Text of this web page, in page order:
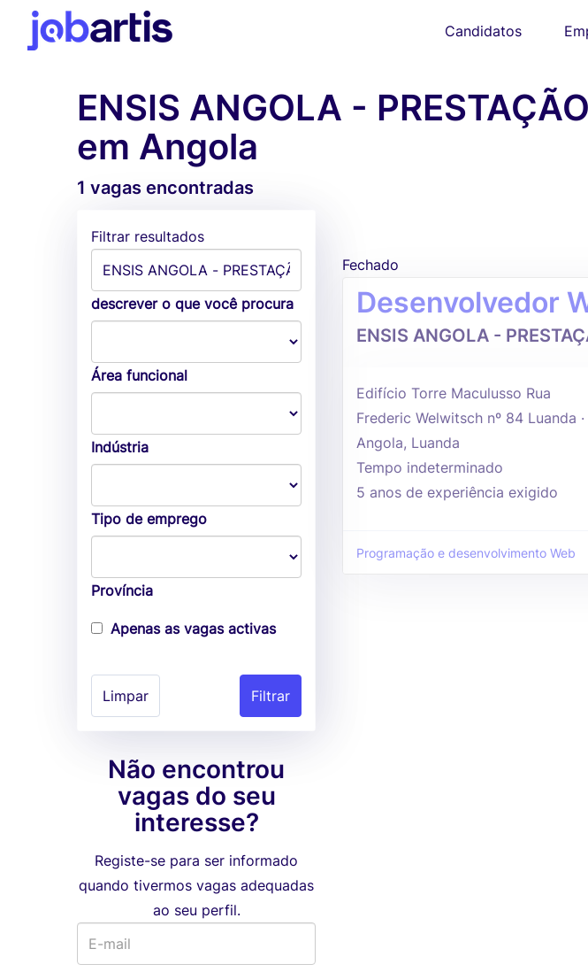
Candidatos
ENSIS ANGOLA -
em Angola
1 vagas encontradas
Filtrar resultados
descrever o que você procura
Área funcional
Indústria
Tipo de emprego
Província
Apenas as vagas activas
Limpar
Não encontrou
vagas do seu
interesse?
Registe-se para ser informado
quando tivermos vagas adequadas
ao seu perfil.
Fechado
Desenvolvedor
ENSIS ANGOLA -
Edifício Torre Maculusso Rua
Frederic Welwitsch nº 84 Luanda ·
Angola, Luanda
Tempo indeterminado
5 anos de experiência exigido
Programação e desenvolvimento Web